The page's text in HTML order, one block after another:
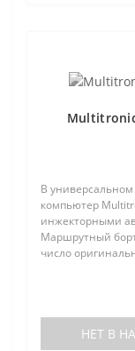
В
компьютер
инжекторными
Маршрутный
число
НЕТ В